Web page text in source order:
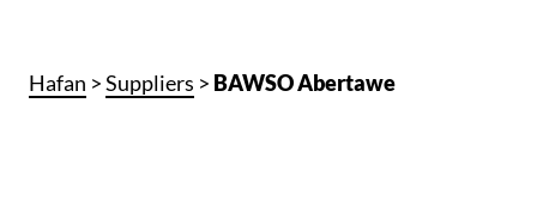
Hafan >Suppliers > BAWSO Abertawe